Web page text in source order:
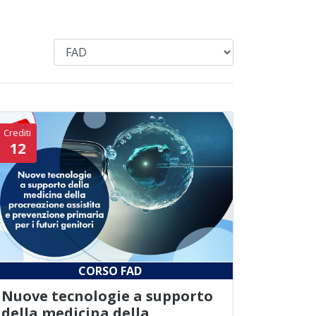
Crediti
12
CORSO FAD
Nuove tecnologie a supporto